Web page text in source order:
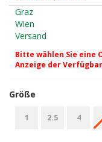
Graz
Wien
Versand
Bitte wählen Sie eine
Anzeige der
Größe
1 2.5 4